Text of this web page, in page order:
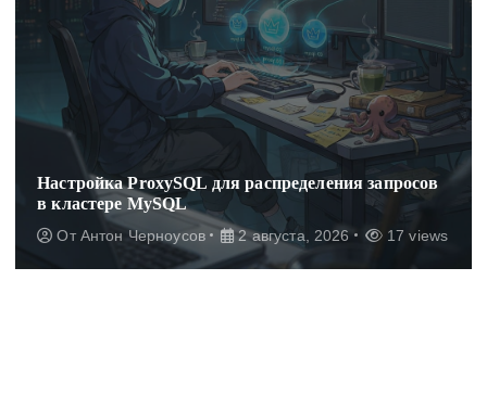
Настройка ProxySQL для распределения запросов
в кластере MySQL
От Антон Черноусов 2 августа, 2026 17 views